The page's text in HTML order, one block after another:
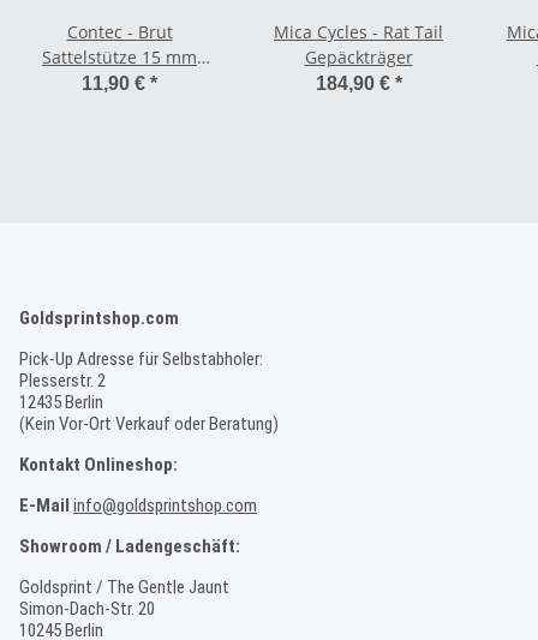
Contec - Brut
Sattelstütze 15 mm
Offset // SALE 27,2 mm
11,90 € *
Mica Cycles - Rat Tail
Gepäckträger
184,90 € *
Goldsprintshop.com
Pick-Up Adresse für Selbstabholer:
Plesserstr. 2
12435 Berlin
(Kein Vor-Ort Verkauf oder Beratung)
Kontakt Onlineshop:
E-Mail info@goldsprintshop.com
Showroom / Ladengeschäft:
Goldsprint / The Gentle Jaunt
Simon-Dach-Str. 20
10245 Berlin